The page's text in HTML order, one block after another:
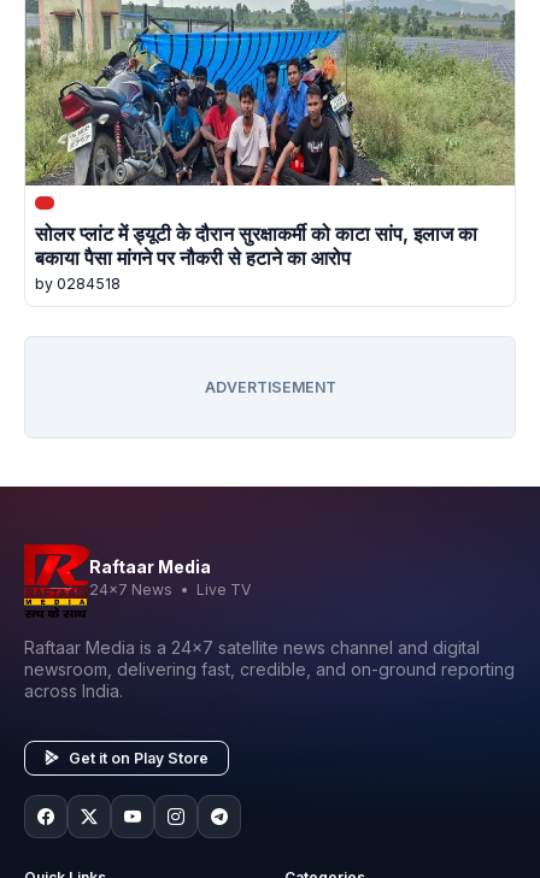
सोलर प्लांट में ड्यूटी के दौरान सुरक्षाकर्मी को काटा सांप, इलाज का
बकाया पैसा मांगने पर नौकरी से हटाने का आरोप
by 0284518
ADVERTISEMENT
Raftaar Media
24x7 News • Live TV
Raftaar Media is a 24x7 satellite news channel and digital
newsroom, delivering fast, credible, and on-ground reporting
across India.
Get it on Play Store